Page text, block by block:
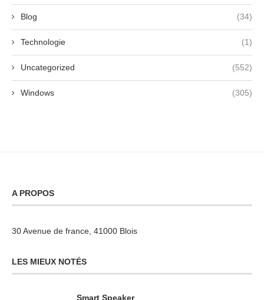
Blog (34)
Technologie (1)
Uncategorized (552)
Windows (305)
A PROPOS
30 Avenue de france, 41000 Blois
LES MIEUX NOTÉS
Smart Speaker